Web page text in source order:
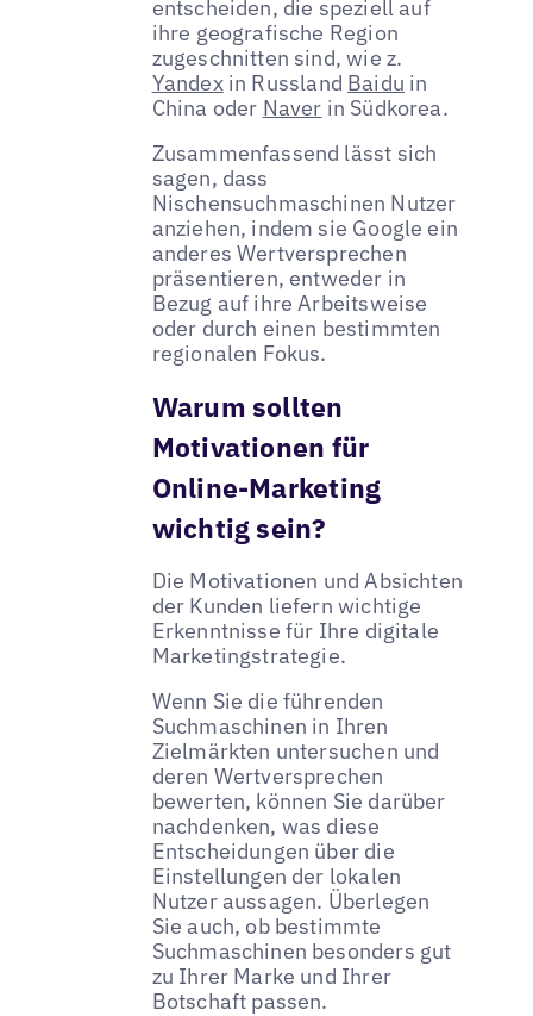
entscheiden, die speziell auf
ihre geografische Region
zugeschnitten sind, wie z.
Yandexin Russland Baidu in
China oder Naver in Südkorea.
Zusammenfassend lässt sich
sagen, dass
Nischensuchmaschinen Nutzer
anziehen, indem sie Google ein
anderes Wertversprechen
präsentieren, entweder in
Bezug auf ihre Arbeitsweise
oder durch einen bestimmten
regionalen Fokus.
Warum sollten
Motivationen für
Online-Marketing
wichtig sein?
Die Motivationen und Absichten
der Kunden liefern wichtige
Erkenntnisse für Ihre digitale
Marketingstrategie.
Wenn Sie die führenden
Suchmaschinen in Ihren
Zielmärkten untersuchen und
deren Wertversprechen
bewerten, können Sie darüber
nachdenken, was diese
Entscheidungen über die
Einstellungen der lokalen
Nutzer aussagen. Überlegen
Sie auch, ob bestimmte
Suchmaschinen besonders gut
zu Ihrer Marke und Ihrer
Botschaft passen.